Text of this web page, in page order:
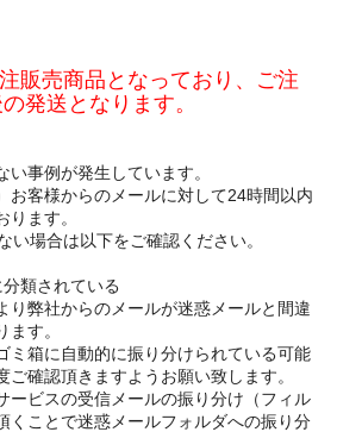
販売商品となっており、ご注
発送となります。
事例が発生しています。
お客様からのメールに対して24時間以内
ます。
い場合は以下をご確認ください。
類されている
り弊社からのメールが迷惑メールと間違
す。
ミ箱に自動的に振り分けられている可能
確認頂きますようお願い致します。
ービスの受信メールの振り分け（フィル
くことで迷惑メールフォルダへの振り分